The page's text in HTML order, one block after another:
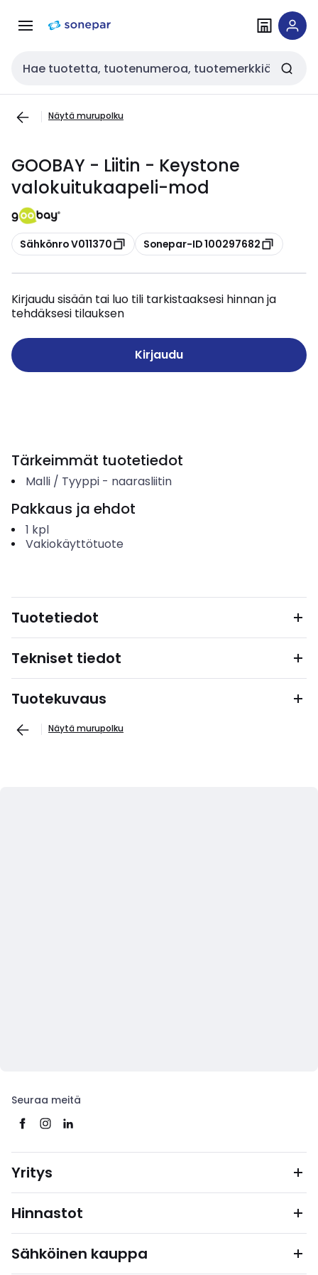
navigointiinsisältöön
Haku
Näytä murupolku
GOOBAY - Liitin - Keystone
valokuitukaapeli-mod
Kopioi
Sähkönro V011370 Kopioi
Sonepar-ID 100297682
Kirjaudu sisään tai luo tili tarkistaaksesi hinnan ja
tehdäksesi tilauksen
Kirjaudu
Tärkeimmät tuotetiedot
Malli / Tyyppi- naarasliitin
Pakkaus ja ehdot
1 kpl
Vakiokäyttötuote
Tuotetiedot
Tekniset tiedot
Tuotekuvaus
Näytä murupolku
Seuraa meitä
Yritys
Hinnastot
Sähköinen kauppa